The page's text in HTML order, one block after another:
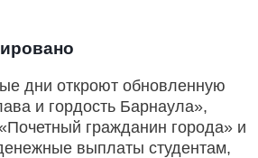
дни откроют обновленную
и гордость Барнаула»,
гражданин города» и
выплаты студентам,